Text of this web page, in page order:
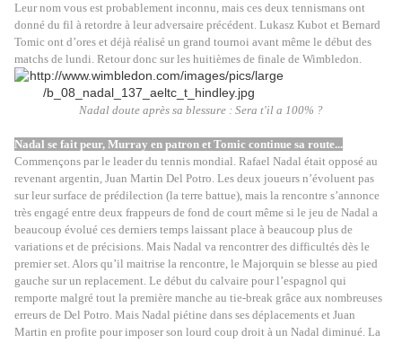
Leur nom vous est probablement inconnu, mais ces deux tennismans ont
donné du fil à retordre à leur adversaire précédent. Lukasz Kubot et Bernard
Tomic ont d’ores et déjà réalisé un grand tournoi avant même le début des
matchs de lundi. Retour donc sur les huitièmes de finale de Wimbledon.
Nadal doute après sa blessure : Sera t'il a 100% ?
Nadal se fait peur, Murray en patron et Tomic continue sa route...
Commençons par le leader du tennis mondial. Rafael Nadal était opposé au
revenant argentin, Juan Martin Del Potro. Les deux joueurs n’évoluent pas
sur leur surface de prédilection (la terre battue), mais la rencontre s’annonce
très engagé entre deux frappeurs de fond de court même si le jeu de Nadal a
beaucoup évolué ces derniers temps laissant place à beaucoup plus de
variations et de précisions. Mais Nadal va rencontrer des difficultés dès le
premier set. Alors qu’il maitrise la rencontre, le Majorquin se blesse au pied
gauche sur un replacement. Le début du calvaire pour l’espagnol qui
remporte malgré tout la première manche au tie-break grâce aux nombreuses
erreurs de Del Potro. Mais Nadal piétine dans ses déplacements et Juan
Martin en profite pour imposer son lourd coup droit à un Nadal diminué. La